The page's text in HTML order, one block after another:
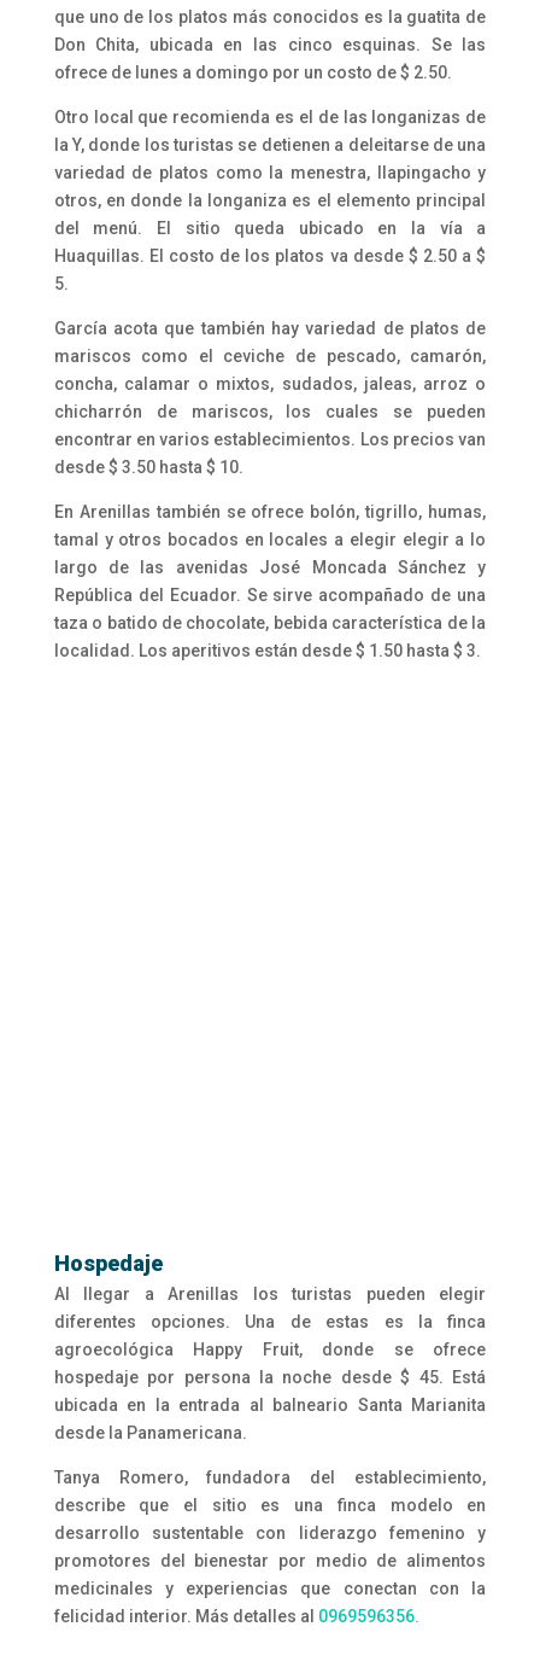
que uno de los platos más conocidos es la guatita de
Don Chita, ubicada en las cinco esquinas. Se las
ofrece de lunes a domingo por un costo de $ 2.50.
Otro local que recomienda es el de las longanizas de
la Y, donde los turistas se detienen a deleitarse de una
variedad de platos como la menestra, llapingacho y
otros, en donde la longaniza es el elemento principal
del menú. El sitio queda ubicado en la vía a
Huaquillas. El costo de los platos va desde $ 2.50 a $
5.
García acota que también hay variedad de platos de
mariscos como el ceviche de pescado, camarón,
concha, calamar o mixtos, sudados, jaleas, arroz o
chicharrón de mariscos, los cuales se pueden
encontrar en varios establecimientos. Los precios van
desde $ 3.50 hasta $ 10.
En Arenillas también se ofrece bolón, tigrillo, humas,
tamal y otros bocados en locales a elegir elegir a lo
largo de las avenidas José Moncada Sánchez y
República del Ecuador. Se sirve acompañado de una
taza o batido de chocolate, bebida característica de la
localidad. Los aperitivos están desde $ 1.50 hasta $ 3.
Hospedaje
Al llegar a Arenillas los turistas pueden elegir
diferentes opciones. Una de estas es la finca
agroecológica Happy Fruit, donde se ofrece
hospedaje por persona la noche desde $ 45. Está
ubicada en la entrada al balneario Santa Marianita
desde la Panamericana.
Tanya Romero, fundadora del establecimiento,
describe que el sitio es una finca modelo en
desarrollo sustentable con liderazgo femenino y
promotores del bienestar por medio de alimentos
medicinales y experiencias que conectan con la
felicidad interior. Más detalles al 0969596356.